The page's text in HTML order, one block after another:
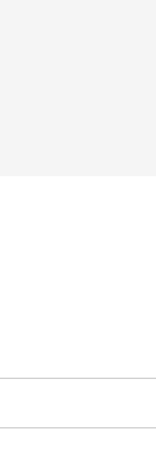
proposições